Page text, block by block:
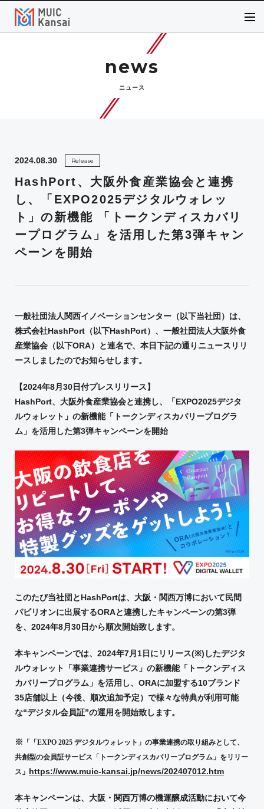
news
ニュース
2024.08.30 Release
HashPort、大阪外食産業協会と連携
し、「EXPO2025デジタルウォレッ
ト」の新機能 「トークンディスカバリ
ープログラム」を活用した第3弾キャン
ペーンを開始
一般社団法人関西イノベーションセンター（以下当社団）は、
株式会社HashPort （以下HashPort）、一般社団法人大阪外食
産業協会（以下ORA）と連名で、本日下記の通りニュースリリ
ースしましたのでお知らせします。
【2024年8月30日付プレスリリース】
HashPort、大阪外食産業協会と連携し、「EXPO2025デジタ
ルウォレット」の新機能「トークンディスカバリープログラ
ム」を活用した第3弾キャンペーンを開始
このたび当社団とHashPortは、大阪・関西万博において民間
パビリオンに出展するORAと連携したキャンペーンの第3弾
を、 2024年8月 30日から順次開始致します。
本キャンペーンでは、 2024年7月 1日にリリース(※) したデジタ
ルウォレット「事業連携サービス」の新機能「トークンディス
カバリープログラム」を活用し、 ORAに加盟する10ブランド
35店舗以上（今後、順次追加予定）で様々な特典が利用可能
な“デジタル会員証”の運用を開始致します。
※ 「「 EXPO 2025 デジタルウォレット」の事業連携の取り組みとして、
共創型の会員証サービス「トークンディスカバリープログラム」をリリー
ス」 https://www.muic-kansai.jp/news/202407012.htm
本キャンペーンは、大阪・関西万博の機運醸成活動において今